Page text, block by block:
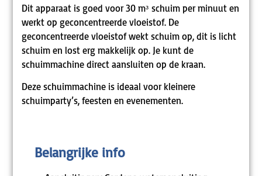
Dit apparaat is goed voor 30 mᶟ schuim per minuut en
werkt op geconcentreerde vloeistof. De
geconcentreerde vloeistof wekt schuim op, dit is licht
schuim en lost erg makkelijk op. Je kunt de
schuimmachine direct aansluiten op de kraan.
Deze schuimmachine is ideaal voor kleinere
schuimparty’s, feesten en evenementen.
Belangrijke info